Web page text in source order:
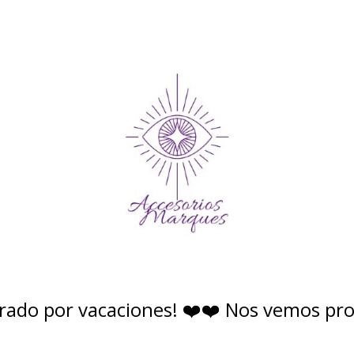
por vacaciones! ❤️❤️ Nos vemos